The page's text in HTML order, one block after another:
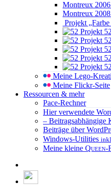
Montreux
Montreux
Projekt
Projekt
Projekt
Projekt
Projekt
Projekt
Meine Lego-
Meine Flickr-Seite
Ressourcen & mehr
Pace-Rechner
Hier verwendete
– Beitragsabhängige
Beiträge über
Windows-Utilities
Meine kleine Queen-